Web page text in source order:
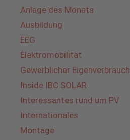
Anlage des Monats
Ausbildung
EEG
Elektromobilität
Gewerblicher Eigenverbrauch
Inside IBC SOLAR
Interessantes rund um PV
Internationales
Montage